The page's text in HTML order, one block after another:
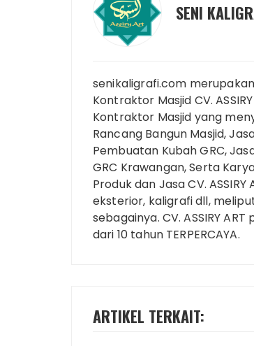
SENI
senikaligrafi.com
Kontraktor Masjid CV.
Kontraktor Masjid yang
Rancang Bangun Masjid,
Pembuatan Kubah GRC,
GRC Krawangan, Serta
Produk dan Jasa CV.
eksterior, kaligrafi dll,
sebagainya. CV. ASSIRY
dari 10 tahun TERPERCAYA.
ARTIKEL TERKAIT: